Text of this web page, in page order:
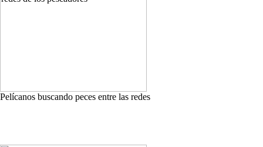
Pelícanos buscando peces entre las redes